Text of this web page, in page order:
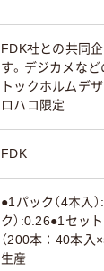
FDK社との共同企
す。デジカメな
トックホルムデ
ロハコ限定
FDK
●1パック（4本入
ク）:0.26●1セッ
（200本：40本入
生産